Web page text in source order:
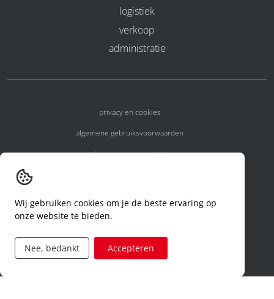
logistiek
verkoop
administratie
privacy en cookies
algemene gebruiksvoorwaarden
algemene voorwaarden
code of conduct
aanvraag rechten ivm privacy
Wij gebruiken cookies om je de beste ervaring op
onze website te bieden.
Nee, bedankt Accepteren